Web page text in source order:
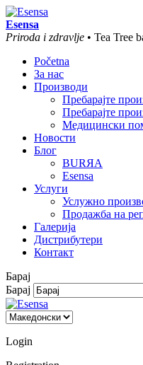
Esensa
Priroda i zdravlje • Tea Tree
Početna
За нас
Производи
Пребарајте
Пребарајте
Медицински
Новости
Блог
BURЯA
Esensa
Услуги
Услужно
Продажба на
Галерија
Дистрибутери
Контакт
Барај
Барај
Login